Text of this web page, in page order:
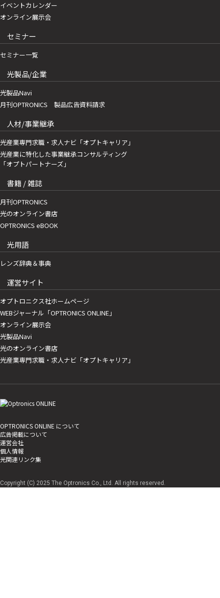
イベントカレンダー
オンライン展示会
セミナー
セミナー一覧
光製品/企業
光製品Navi
月刊OPTRONICS 製品広告資料請求
人材/事業継承
光産業専門求職・求人ナビ「オプトキャリア」
光産業に特化した事業継承コンサルティング
「オプトパートナーズ」
書籍 / 雑誌
月刊OPTRONICS
光のオンライン書店
OPTRONICS eBOOK
光用語
レンズ辞典＆事典
運営サイト
オプトロニクス社ホームページ
WEBジャーナル「OPTRONICS ONLINE」
オンライン展示会
光製品Navi
光のオンライン書店
光産業専門求職・求人ナビ「オプトキャリア」
OPTRONICS ONLINE について
広告掲載について
運営会社
個人情報
光関連リンク集
Copyright (C) 2025 The Optronics Co., Ltd. All rights reserved.